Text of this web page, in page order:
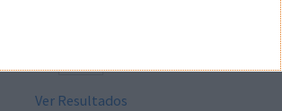
Ver Resultados